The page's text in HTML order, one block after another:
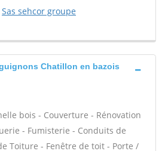
Sas sehcor groupe
Chatillon en bazois
bois - Couverture - Rénovation
- Fumisterie - Conduits de
Toiture - Fenêtre de toit - Porte /